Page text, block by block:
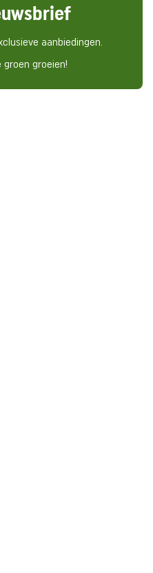
aanbiedingen.
groeien!